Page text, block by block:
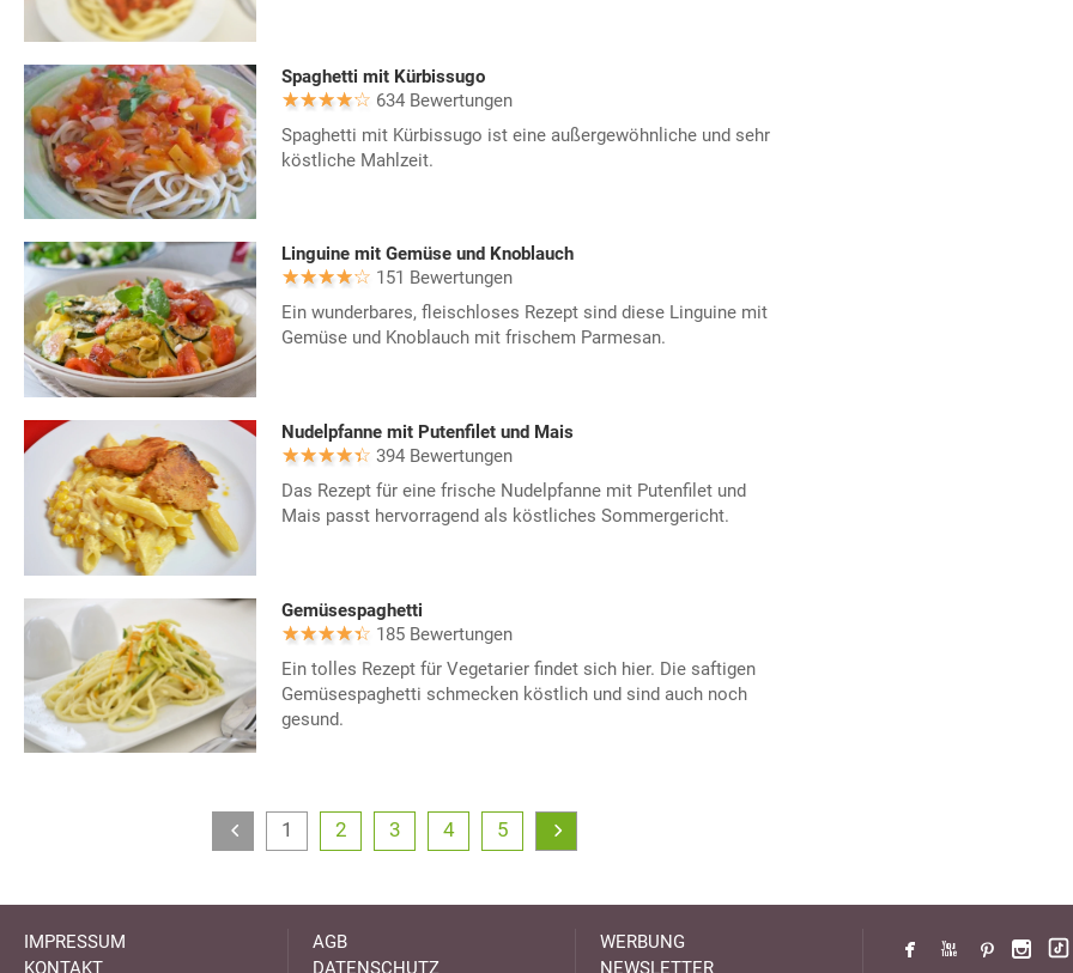
Spaghetti mit Kürbissugo
634 Bewertungen
Spaghetti mit Kürbissugo ist eine außergewöhnliche und sehr
köstliche Mahlzeit.
Linguine mit Gemüse und Knoblauch
151 Bewertungen
Ein wunderbares, fleischloses Rezept sind diese Linguine mit
Gemüse und Knoblauch mit frischem Parmesan.
Nudelpfanne mit Putenfilet und Mais
394 Bewertungen
Das Rezept für eine frische Nudelpfanne mit Putenfilet und
Mais passt hervorragend als köstliches Sommergericht.
Gemüsespaghetti
185 Bewertungen
Ein tolles Rezept für Vegetarier findet sich hier. Die saftigen
Gemüsespaghetti schmecken köstlich und sind auch noch
gesund.
1 2 3 4 5
IMPRESSUM
KONTAKT
AGB
DATENSCHUTZ
WERBUNG
NEWSLETTER